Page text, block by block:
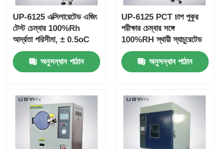
UP-6125 এক্সিলারেটেড এজিং
টেস্ট চেম্বার 100%Rh
আর্দ্রতা পরিসীমা, ± 0.5oC
তাপমাত্রা অভিন্নতা এবং
ইলেকট্রনিক শিল্প পরীক্ষার জন্য
105oC ~ + 135oC
অনুসন্ধান পাঠান
UP-6125 PCT চাপ পুকুর
পরীক্ষার চেম্বার সঙ্গে
100%RH স্থায়ী স্যাচুরেটেড
বাষ্প জন্য 105 °C ~ 143
°C তাপমাত্রা পরিসীমা এবং
0.05 ~ 0.30MPa কাজের
অনুসন্ধান পাঠান